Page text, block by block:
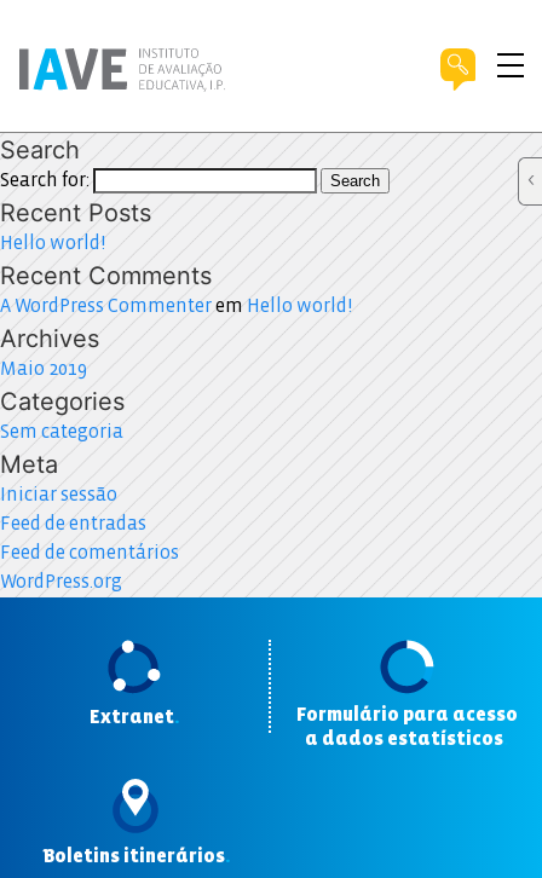
Search
Search for: Search
Recent Posts
Hello world!
Recent Comments
A WordPress Commenterem Hello world!
Archives
Maio 2019
Categories
Sem categoria
Meta
Iniciar sessão
Feed de entradas
Feed de comentários
WordPress.org
Extranet.
Formulário para acesso
a dados estatísticos
Boletins itinerários.